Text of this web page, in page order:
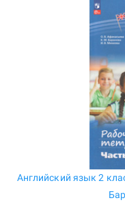
Английский язык 2